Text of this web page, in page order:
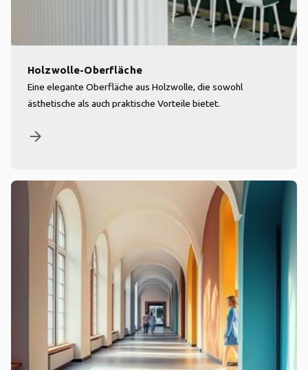
Holzwolle-Oberfläche
Eine elegante Oberfläche aus Holzwolle, die sowohl
ästhetische als auch praktische Vorteile bietet.
arrow_forward